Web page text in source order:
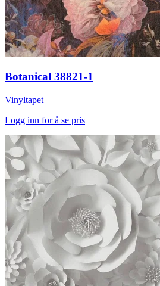
Botanical 38821-1
Vinyltapet
Logg inn for å se pris